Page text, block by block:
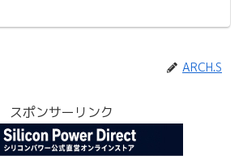
ARCH.S
スポンサーリンク